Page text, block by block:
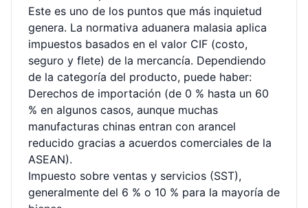
Este es uno de los puntos que más inquietud
genera. La normativa aduanera malasia aplica
impuestos basados en el valor CIF (costo,
seguro y flete) de la mercancía. Dependiendo
de la categoría del producto, puede haber:
Derechos de importación (de 0 % hasta un 60
% en algunos casos, aunque muchas
manufacturas chinas entran con arancel
reducido gracias a acuerdos comerciales de la
ASEAN).
Impuesto sobre ventas y servicios (SST),
generalmente del 6 % o 10 % para la mayoría de